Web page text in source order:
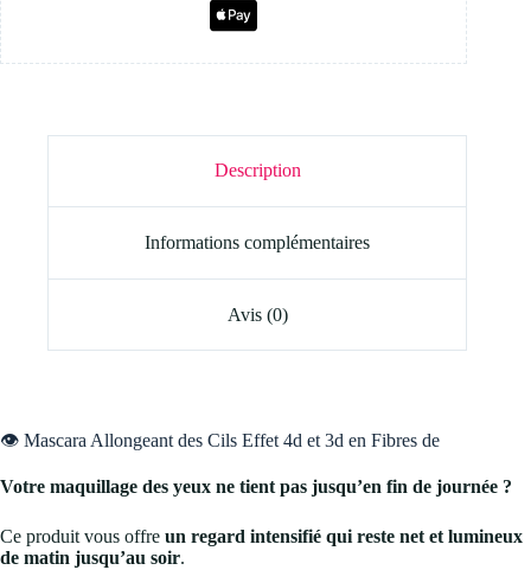
Description
Informations complémentaires
Avis (0)
👁️ Mascara Allongeant des Cils Effet 4d et 3d en Fibres de
Votre maquillage des yeux ne tient pas jusqu’en fin de journée ?
Ce produit vous offre un regard intensifié qui reste net et lumineux
de matin jusqu’au soir.